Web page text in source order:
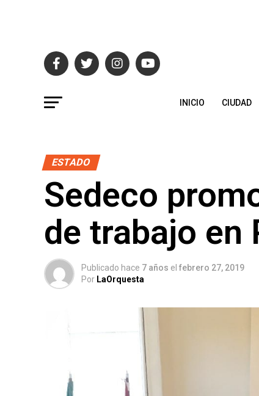
INICIO CIUDAD
ESTADO
Sedeco
de trabajo en
Publicado hace 7 años el febrero 27, 2019
Por LaOrquesta